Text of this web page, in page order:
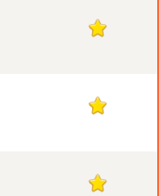
1
1
1